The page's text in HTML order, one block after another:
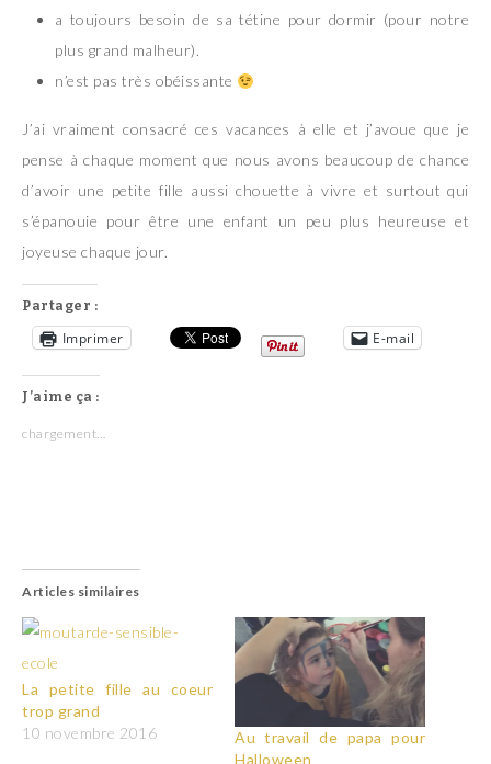
a toujours besoin de sa tétine pour dormir (pour notre
plus grand malheur).
n’est pas très obéissante
J’ai vraiment consacré ces vacances à elle et j’avoue que je
pense à chaque moment que nous avons beaucoup de chance
d’avoir une petite fille aussi chouette à vivre et surtout qui
s’épanouie pour être une enfant un peu plus heureuse et
joyeuse chaque jour.
Partager :
Imprimer E-mail
J’aime ça :
chargement…
Articles similaires
La petite fille au coeur
trop grand
10 novembre 2016
Au travail de papa pour
Halloween